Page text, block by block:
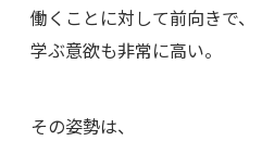
働くことに対して前向きで、
学ぶ意欲も非常に高い。
その姿勢は、